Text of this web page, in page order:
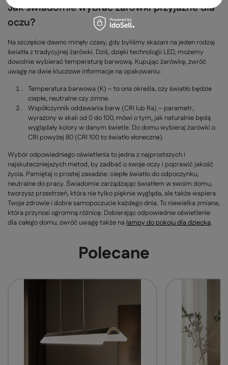
Jak świadomie wybrać żarówki przyjazne dla
oczu?
Na szczęście dawno minęły czasy, gdy byliśmy skazani na jeden rodzaj
światła z tradycyjnej żarówki. Dziś, dzięki technologii LED, możemy
dowolnie wybierać temperaturę barwową. Kupując żarówkę, zwróć
uwagę na dwie kluczowe informacje na opakowaniu:
Temperatura barwowa (K) – to ona określa, czy światło będzie
ciepłe, neutralne czy zimne.
Współczynnik oddawania barw (CRI lub Ra) – parametr,
wyrażony w skali od 0 do 100, mówi o tym, jak naturalnie będą
wyglądały kolory w danym świetle. Do domu wybieraj żarówki o
CRI powyżej 80 (CRI 100 to światło słoneczne).
Wybór odpowiedniego oświetlenia to jedna z najprostszych i
najskuteczniejszych metod, by zadbać o swoje oczy i poprawić jakość
życia. Pamiętaj o prostej zasadzie: ciepłe światło do odpoczynku,
neutralne do pracy. Świadomie zarządzając światłem w swoim domu,
tworzysz przestrzeń, która nie tylko pięknie wygląda, ale także wspiera
Twoje zdrowie i dobre samopoczucie każdego dnia. To niewielka zmiana,
która przynosi ogromną różnicę. Dobierając odpowiednie oświetlenie
dla całego domu, zwróć uwagę także na lampy do pokoju dla dziecka.
Polecane